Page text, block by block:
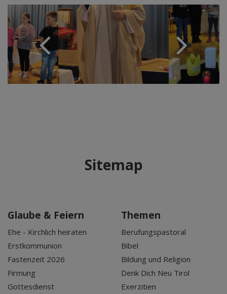
Sitemap
Glaube & Feiern
Ehe - Kirchlich heiraten
Erstkommunion
Fastenzeit 2026
Firmung
Gottesdienst
Themen
Berufungspastoral
Bibel
Bildung und Religion
Denk Dich Neu Tirol
Exerzitien